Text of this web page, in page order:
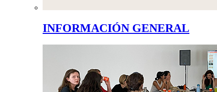
INFORMACIÓN GENERAL